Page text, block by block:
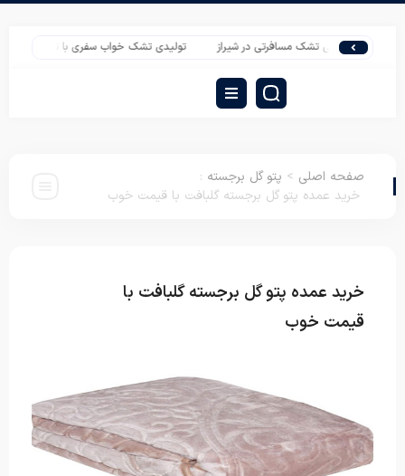
فروشی تشک مسافرتی در شیراز تولیدی تشک خواب سفری با توزیع بی واسطه و
صفحه اصلی > پتو گل برجسته :
خرید عمده پتو گل برجسته گلبافت با قیمت خوب
خرید عمده پتو گل برجسته گلبافت با
قیمت خوب